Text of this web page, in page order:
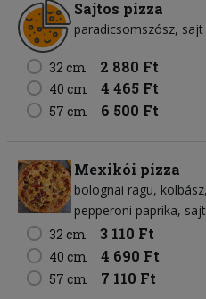
Sajtos pizza
paradicsomszósz sajt
32 cm 2 880 Ft
40 cm 4 465 Ft
57 cm 6 500 Ft
Mexikói pizza
bolognai ragu kolbász
pepperoni paprika sajt
32 cm
3 110 Ft
40 cm 4 690 Ft
57 cm 7 110 Ft